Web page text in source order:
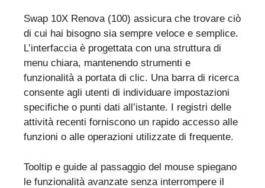
Swap 10X Renova (100) assicura che trovare ciò
di cui hai bisogno sia sempre veloce e semplice.
L’interfaccia è progettata con una struttura di
menu chiara, mantenendo strumenti e
funzionalità a portata di clic. Una barra di ricerca
consente agli utenti di individuare impostazioni
specifiche o punti dati all’istante. I registri delle
attività recenti forniscono un rapido accesso alle
funzioni o alle operazioni utilizzate di frequente.
Tooltip e guide al passaggio del mouse spiegano
le funzionalità avanzate senza interrompere il